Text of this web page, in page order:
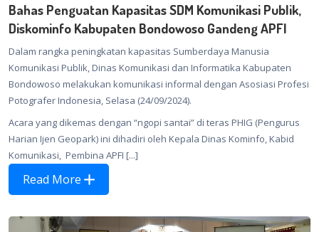
Bahas Penguatan Kapasitas SDM Komunikasi Publik,
Diskominfo Kabupaten Bondowoso Gandeng APFI
Dalam rangka peningkatan kapasitas Sumberdaya Manusia
Komunikasi Publik, Dinas Komunikasi dan Informatika Kabupaten
Bondowoso melakukan komunikasi informal dengan Asosiasi Profesi
Potografer Indonesia, Selasa (24/09/2024).
Acara yang dikemas dengan “ngopi santai” di teras PHIG (Pengurus
Harian Ijen Geopark) ini dihadiri oleh Kepala Dinas Kominfo, Kabid
Komunikasi, Pembina APFI [...]
Read More